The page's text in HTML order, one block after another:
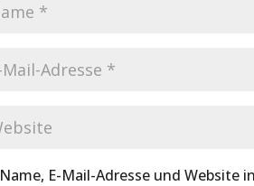
Name, E-Mail-Adresse und Website